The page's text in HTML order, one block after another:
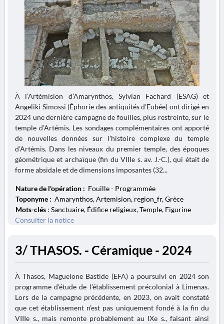
À l’Artémision d’Amarynthos, Sylvian Fachard (ESAG) et
Angeliki Simossi (Éphorie des antiquités d’Eubée) ont dirigé en
2024 une dernière campagne de fouilles, plus restreinte, sur le
temple d’Artémis. Les sondages complémentaires ont apporté
de nouvelles données sur l’histoire complexe du temple
d’Artémis. Dans les niveaux du premier temple, des époques
géométrique et archaïque (fin du VIIIe s. av. J.-C.), qui était de
forme absidale et de dimensions imposantes (32...
Nature de l'opération : Fouille - Programmée
Toponyme : Amarynthos, Artemision, region_fr, Grèce
Mots-clés : Sanctuaire, Édifice religieux, Temple, Figurine
Consulter la notice
3/ THASOS. - Céramique - 2024
À Thasos, Maguelone Bastide (EFA) a poursuivi en 2024 son
programme d’étude de l’établissement précolonial à Limenas.
Lors de la campagne précédente, en 2023, on avait constaté
que cet établissement n’est pas uniquement fondé à la fin du
VIIIe s., mais remonte probablement au IXe s., faisant ainsi